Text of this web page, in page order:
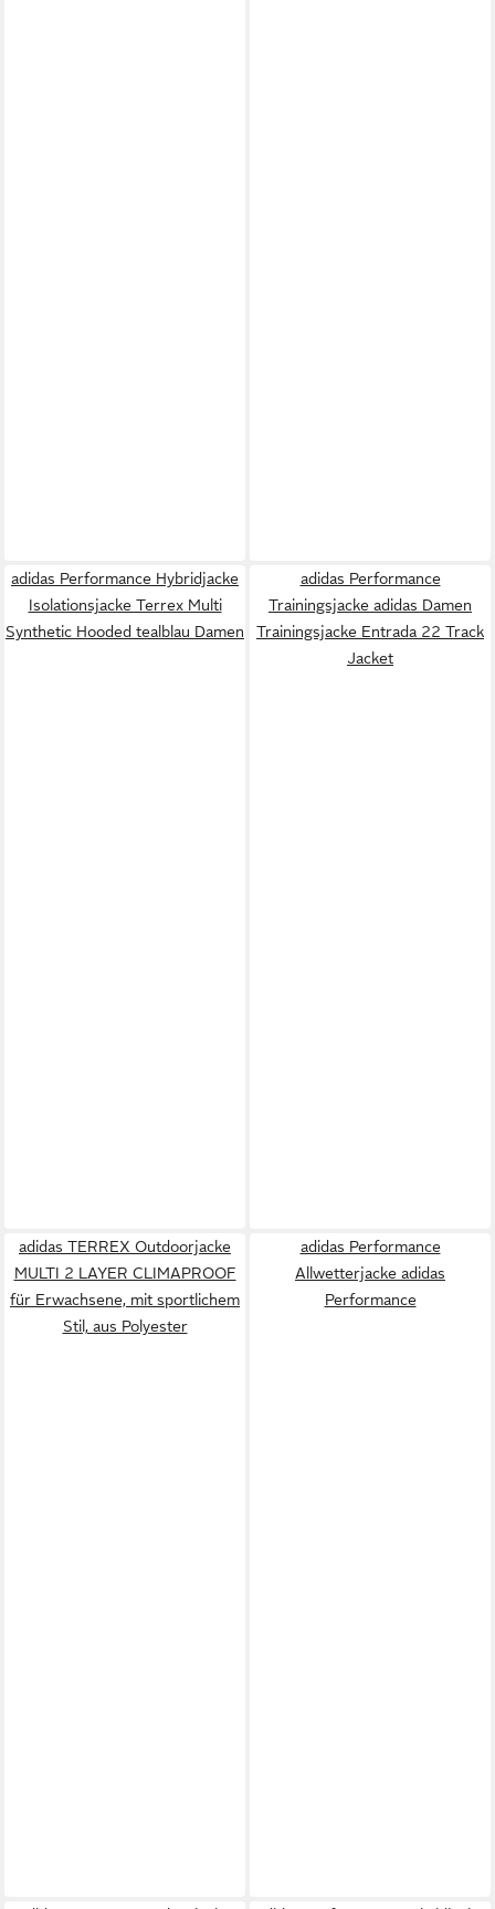
adidas Performance Hybridjacke
Isolationsjacke Terrex Multi
Synthetic Hooded tealblau Damen
adidas Performance
Trainingsjacke adidas Damen
Trainingsjacke Entrada 22 Track
Jacket
adidas TERREX Outdoorjacke
MULTI 2 LAYER CLIMAPROOF
für Erwachsene, mit sportlichem
Stil, aus Polyester
adidas Performance
Allwetterjacke adidas
Performance